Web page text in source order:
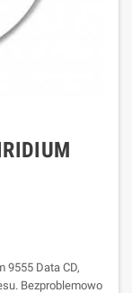
9555 Data CD,
Bezproblemowo